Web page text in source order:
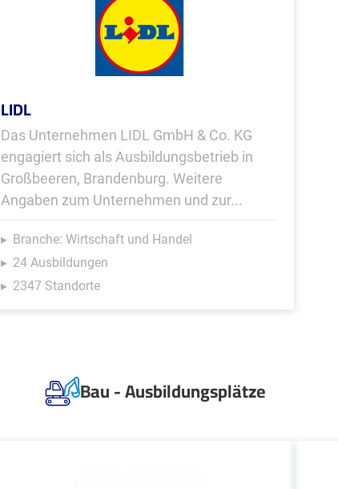
LIDL
Das Unternehmen LIDL GmbH & Co. KG
engagiert sich als Ausbildungsbetrieb in
Großbeeren, Brandenburg. Weitere
Angaben zum Unternehmen und zur...
Branche: Wirtschaft und Handel
24 Ausbildungen
2347 Standorte
Bau - Ausbildungsplätze